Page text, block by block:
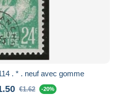
. * . neuf avec gomme
€1.62 -20%